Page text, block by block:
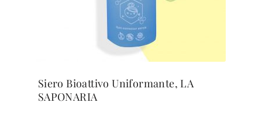
Siero Bioattivo Uniformante, LA
SAPONARIA